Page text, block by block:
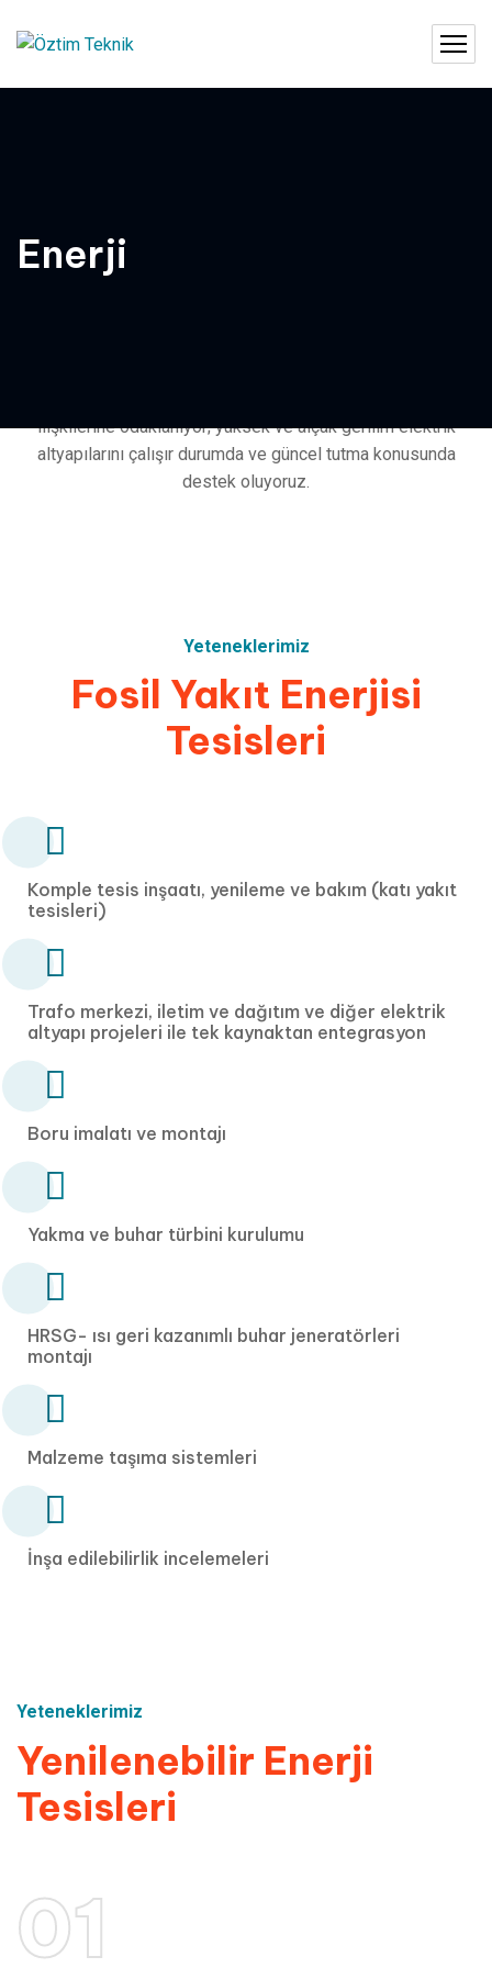
Enerji
Öztim olarak sermaye projelerinden tesis bakımına kadar
İran’ın her yerindeki elektrik altyapısı ihtiyaçlarını
ilişkilerine odaklanıyor; yüksek ve alçak gerilim elektrik
altyapılarını çalışır durumda ve güncel tutma konusunda
destek oluyoruz.
Yeteneklerimiz
Fosil Yakıt Enerjisi
Tesisleri
Komple tesis inşaatı, yenileme ve bakım (katı yakıt
tesisleri)
Trafo merkezi, iletim ve dağıtım ve diğer elektrik
altyapı projeleri ile tek kaynaktan entegrasyon
Boru imalatı ve montajı
Yakma ve buhar türbini kurulumu
HRSG- ısı geri kazanımlı buhar jeneratörleri
montajı
Malzeme taşıma sistemleri
İnşa edilebilirlik incelemeleri
Yeteneklerimiz
Yenilenebilir Enerji
Tesisleri
01